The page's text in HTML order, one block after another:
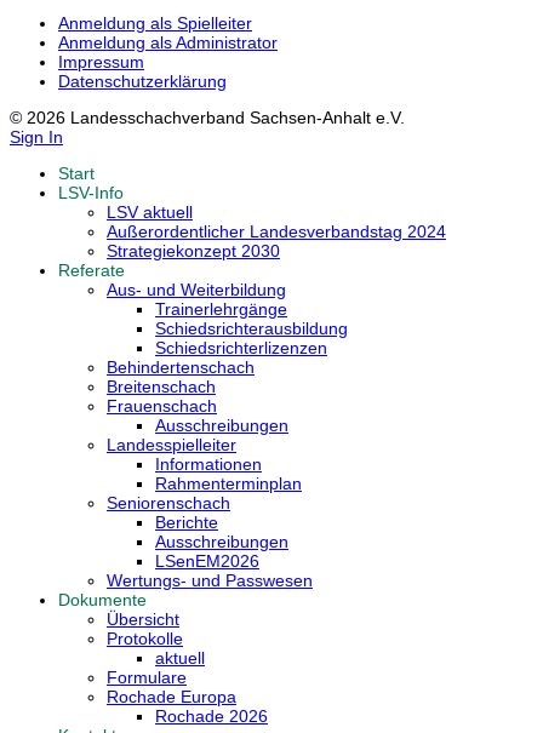
Anmeldung als Spielleiter
Anmeldung als Administrator
Impressum
Datenschutzerklärung
© 2026 Landesschachverband Sachsen-Anhalt e.V.
Sign In
Start
LSV-Info
LSV aktuell
Außerordentlicher Landesverbandstag 2024
Strategiekonzept 2030
Referate
Aus- und Weiterbildung
Trainerlehrgänge
Schiedsrichterausbildung
Schiedsrichterlizenzen
Behindertenschach
Breitenschach
Frauenschach
Ausschreibungen
Landesspielleiter
Informationen
Rahmenterminplan
Seniorenschach
Berichte
Ausschreibungen
LSenEM2026
Wertungs- und Passwesen
Dokumente
Übersicht
Protokolle
aktuell
Formulare
Rochade Europa
Rochade 2026